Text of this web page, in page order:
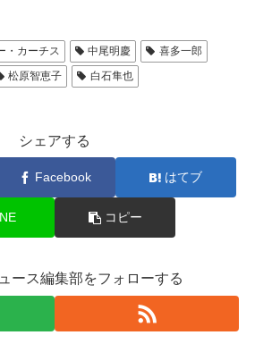
・カーチス 中尾明慶
喜多一郎
松原智恵子
白石隼也
シェアする
Facebook はてブ
コピー
ース編集部をフォローする